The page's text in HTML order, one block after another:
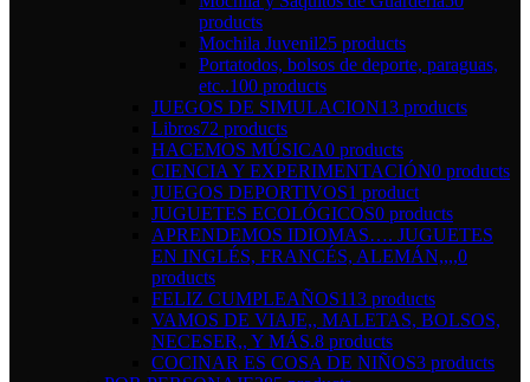
products
Mochila Juvenil25 products
Portatodos, bolsos de deporte, paraguas,
etc..100 products
JUEGOS DE SIMULACION13 products
Libros72 products
HACEMOS MÚSICA0 products
CIENCIA Y EXPERIMENTACIÓN0 products
JUEGOS DEPORTIVOS1 product
JUGUETES ECOLÓGICOS0 products
APRENDEMOS IDIOMAS…. JUGUETES
EN INGLÉS, FRANCÉS, ALEMÁN,,,,0
products
FELIZ CUMPLEAÑOS113 products
VAMOS DE VIAJE,, MALETAS, BOLSOS,
NECESER,, Y MÁS.8 products
COCINAR ES COSA DE NIÑOS3 products